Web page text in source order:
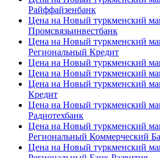
Райффайзенбанк
Цена на Новый туркменский
Промсвязьинвестбанк
Цена на Новый туркменский
Региональный Кредит
Цена на Новый туркменский
Цена на Новый туркменский
Цена на Новый туркменский
Кредит
Цена на Новый туркменский
Радиотехбанк
Цена на Новый туркменский
Региональный Коммерческий
Цена на Новый туркменский